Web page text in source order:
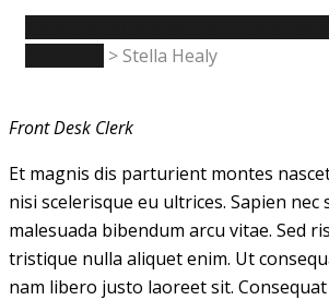
>Stella Healy
Front Desk Clerk
Et magnis dis parturient montes
nisi scelerisque eu ultrices. Sapien nec
malesuada bibendum arcu vitae. Sed
tristique nulla aliquet enim. Ut
nam libero justo laoreet sit.